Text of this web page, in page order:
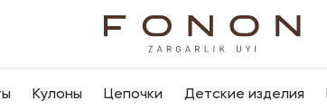
Кулоны Цепочки Детские изделия